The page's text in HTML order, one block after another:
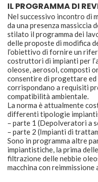
IL PROGRAMMA DI
Nel successivo incontro di
da una presenza
stilato il programma dei
delle proposte di modifica
l’obiettivo di fornire un
costruttori di impianti per
oleose, aerosol, composti
consentire di progettare
corrispondano a requisiti
compatibilità ambientale.
La norma è attualmente
differenti tipologie
– parte 1 (Depolveratori a
– parte 2 (Impianti di
Sono in programma altre
impiantistiche, la prima
filtrazione delle nebbie
macchina con